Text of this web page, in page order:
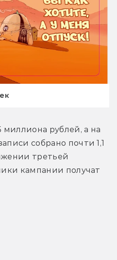
рублей, а на
собрано почти 1,1
третьей
кампании получат